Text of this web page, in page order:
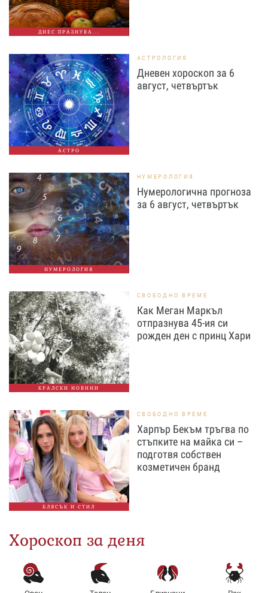
ДНЕС ПРАЗНУВА...
АСТРО
АСТРОЛОГИЯ
Дневен хороскоп за 6
август, четвъртък
НУМЕРОЛОГИЯ
НУМЕРОЛОГИЯ
Нумерологична прогноза
за 6 август, четвъртък
КРАЛСКИ НОВИНИ
СВОБОДНО ВРЕМЕ
Как Меган Маркъл
отпразнува 45-ия си
рожден ден с принц Хари
БЛЯСЪК И СТИЛ
СВОБОДНО ВРЕМЕ
Харпър Бекъм тръгва по
стъпките на майка си –
подготвя собствен
козметичен бранд
Хороскоп за деня